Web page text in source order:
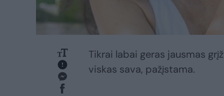
Tikrai labai geras jausmas
viskas sava, pažįstama.